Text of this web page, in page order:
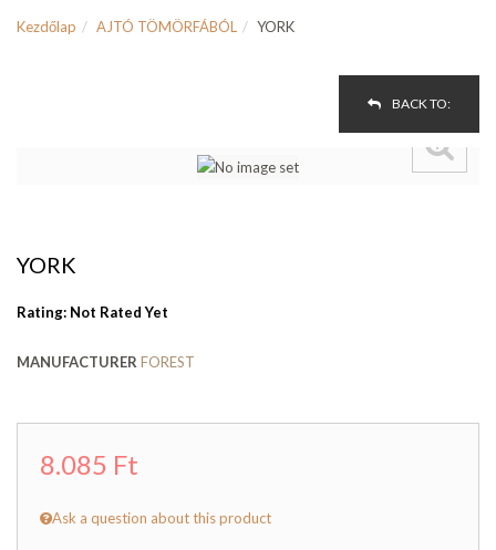
Kezdőlap AJTÓ TÖMÖRFÁBÓL YORK
BACK TO:
YORK
Rating: Not Rated Yet
MANUFACTURER FOREST
8.085 Ft
Ask a question about this product